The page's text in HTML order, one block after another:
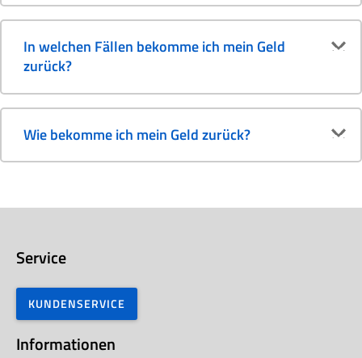
In welchen Fällen bekomme ich mein Geld
zurück?
Wie bekomme ich mein Geld zurück?
Service
KUNDENSERVICE
Informationen